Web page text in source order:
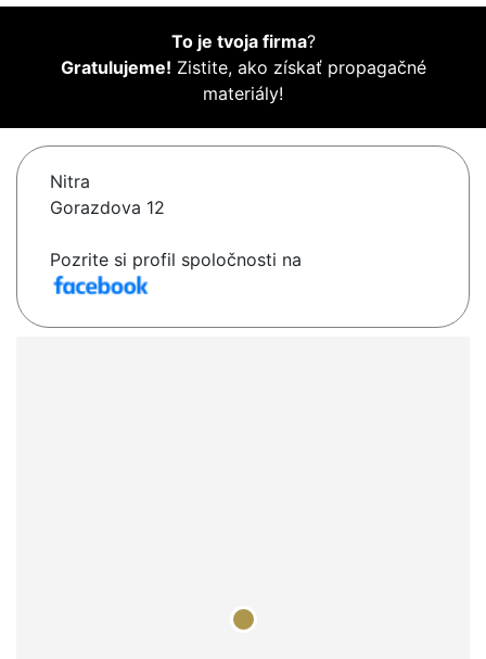
To je tvoja firma?
Gratulujeme! Zistite, ako získať propagačné
materiály!
Nitra
Gorazdova 12
Pozrite si profil spoločnosti na